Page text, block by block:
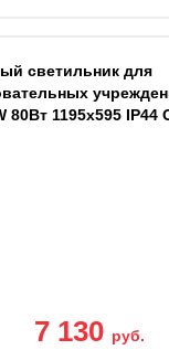
светильник для
80Вт 1195х595 IP44
7 130 руб.